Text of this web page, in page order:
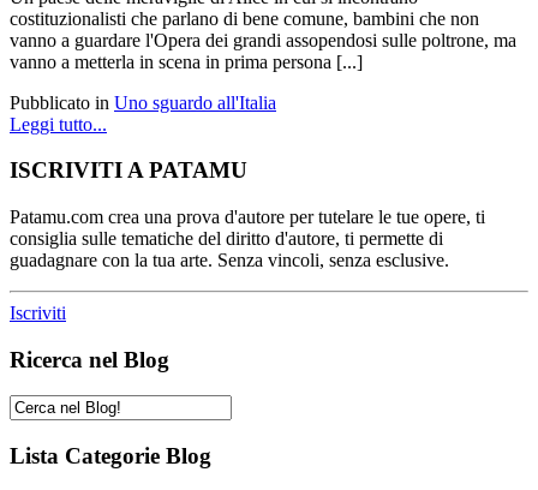
costituzionalisti che parlano di bene comune, bambini che non
vanno a guardare l'Opera dei grandi assopendosi sulle poltrone, ma
vanno a metterla in scena in prima persona [...]
Pubblicato in Uno sguardo all'Italia
Leggi tutto...
ISCRIVITI A PATAMU
Patamu.com crea una prova d'autore per tutelare le tue opere, ti
consiglia sulle tematiche del diritto d'autore, ti permette di
guadagnare con la tua arte. Senza vincoli, senza esclusive.
Iscriviti
Ricerca nel Blog
Lista Categorie Blog